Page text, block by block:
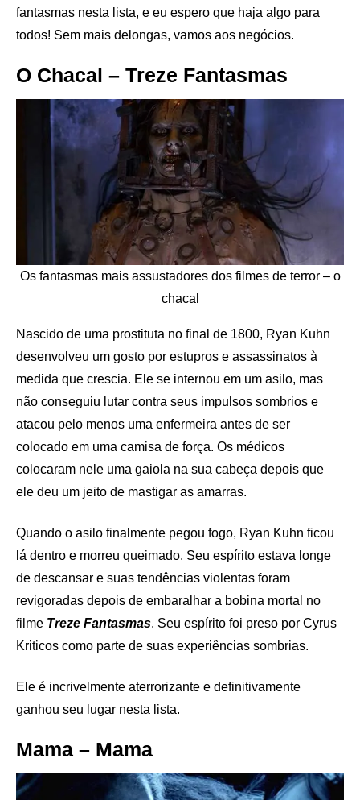
fantasmas nesta lista, e eu espero que haja algo para
todos! Sem mais delongas, vamos aos negócios.
O Chacal – Treze Fantasmas
Os fantasmas mais assustadores dos filmes de terror – o
chacal
Nascido de uma prostituta no final de 1800, Ryan Kuhn
desenvolveu um gosto por estupros e assassinatos à
medida que crescia. Ele se internou em um asilo, mas
não conseguiu lutar contra seus impulsos sombrios e
atacou pelo menos uma enfermeira antes de ser
colocado em uma camisa de força. Os médicos
colocaram nele uma gaiola na sua cabeça depois que
ele deu um jeito de mastigar as amarras.
Quando o asilo finalmente pegou fogo, Ryan Kuhn ficou
lá dentro e morreu queimado. Seu espírito estava longe
de descansar e suas tendências violentas foram
revigoradas depois de embaralhar a bobina mortal no
filme Treze Fantasmas. Seu espírito foi preso por Cyrus
Kriticos como parte de suas experiências sombrias.
Ele é incrivelmente aterrorizante e definitivamente
ganhou seu lugar nesta lista.
Mama – Mama